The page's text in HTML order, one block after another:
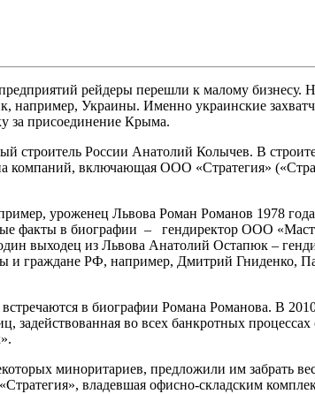
рейдеры перешли к малому бизнесу.
например, Украины. Именно украинские
за присоединение Крыма.
строитель России Анатолий Колычев. В
компаний, включающая ООО «Стратегия»
уроженец Львова Роман Романов 1978
факты в биографии – гендиректор ООО
выходец из Львова Анатолий Остапюк –
и граждане РФ, например, Дмитрий
в биографии Романа Романова. В
задействованная во всех банкротных
миноритариев, предложили им забрать
владевшая офисно-складским